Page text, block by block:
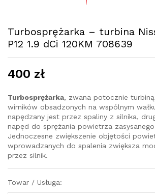
Turbosprężarka – turbina
P12 1.9 dCi 120KM 708639
400 zł
Turbosprężarka, zwana potocznie
wirników obsadzonych na wspólnym
napędzany jest przez spaliny z silnika,
napęd do sprężania powietrza
Jednoczesne zwiększenie objętości
wprowadzanych do spalenia zwiększa
przez silnik.
Towar / Usługa: